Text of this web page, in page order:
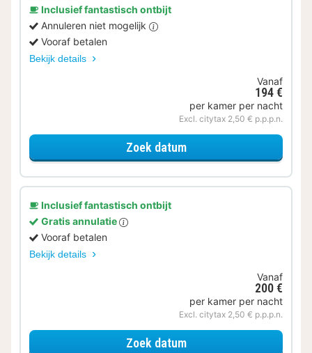
Inclusief fantastisch ontbijt
Annuleren niet mogelijk
Vooraf betalen
Bekijk details
Vanaf
194 €
per kamer per nacht
Excl. citytax 2,50 € p.p.p.n.
Zoek datumvoor Standaard 3
Inclusief fantastisch ontbijt
Gratis annulatie
Vooraf betalen
Bekijk details
Vanaf
200 €
per kamer per nacht
Excl. citytax 2,50 € p.p.p.n.
Zoek datumvoor Standaard 3